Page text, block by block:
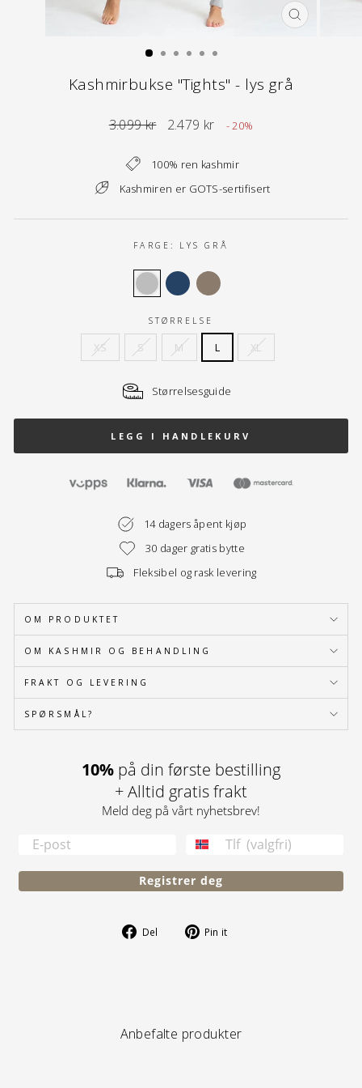
LUKK
Kashmirbukse "Tights" - lys grå
Normal
3.099 kr
Tilbuds
2.479 kr - 20%
100% ren kashmir
Kashmiren er GOTS-sertifisert
FARGE: LYS GRÅ
STØRRELSE
XS S M L XL
Størrelsesguide
LEGG I HANDLEKURV
14 dagers åpent kjøp
30 dager gratis bytte
Fleksibel og rask levering
OM PRODUKTET
OM KASHMIR OG BEHANDLING
FRAKT OG LEVERING
SPØRSMÅL?
10% på din første bestilling
+ Alltid gratis frakt
Meld deg på vårt nyhetsbrev!
TELEFONNUMMER
Registrer deg
Del
Del
Pin it
Anbefalte produkter